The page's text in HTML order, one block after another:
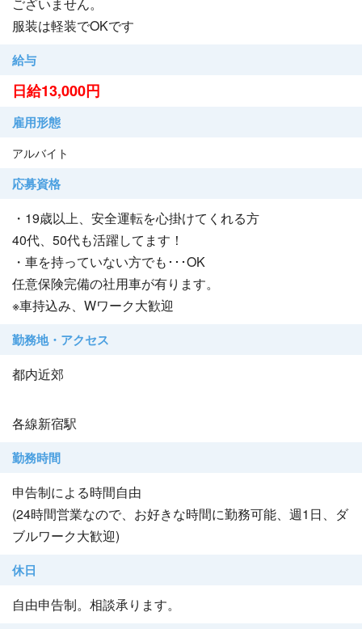
服装は軽装でOKです
給与
日給13,000円
雇用形態
アルバイト
応募資格
・19歳以上、安全運転を心掛けてくれる方
40代、50代も活躍してます！
・車を持っていない方でも･･･OK
任意保険完備の社用車が有ります。
※車持込み、Wワーク大歓迎
勤務地・アクセス
都内近郊
各線新宿駅
勤務時間
申告制による時間自由
(24時間営業なので、お好きな時間に勤務可能、週1日、ダ
ブルワーク大歓迎)
休日
自由申告制。相談承ります。